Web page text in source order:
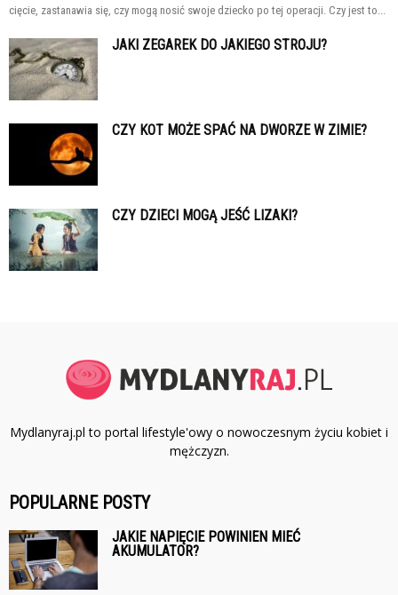
cięcie, zastanawia się, czy mogą nosić swoje dziecko po tej operacji. Czy jest to...
JAKI ZEGAREK DO JAKIEGO STROJU?
CZY KOT MOŻE SPAĆ NA DWORZE W ZIMIE?
CZY DZIECI MOGĄ JEŚĆ LIZAKI?
Mydlanyraj.pl to portal lifestyle'owy o nowoczesnym życiu kobiet i
mężczyzn.
POPULARNE POSTY
JAKIE NAPIĘCIE POWINIEN MIEĆ
AKUMULATOR?